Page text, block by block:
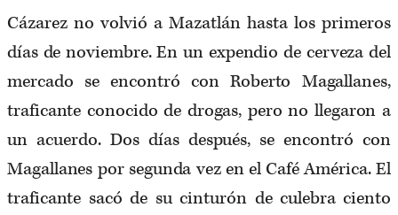
Cázarez no volvió a Mazatlán hasta los primeros
días de noviembre. En un expendio de cerveza del
mercado se encontró con Roberto Magallanes,
traficante conocido de drogas, pero no llegaron a
un acuerdo. Dos días después, se encontró con
Magallanes por segunda vez en el Café América. El
traficante sacó de su cinturón de culebra ciento